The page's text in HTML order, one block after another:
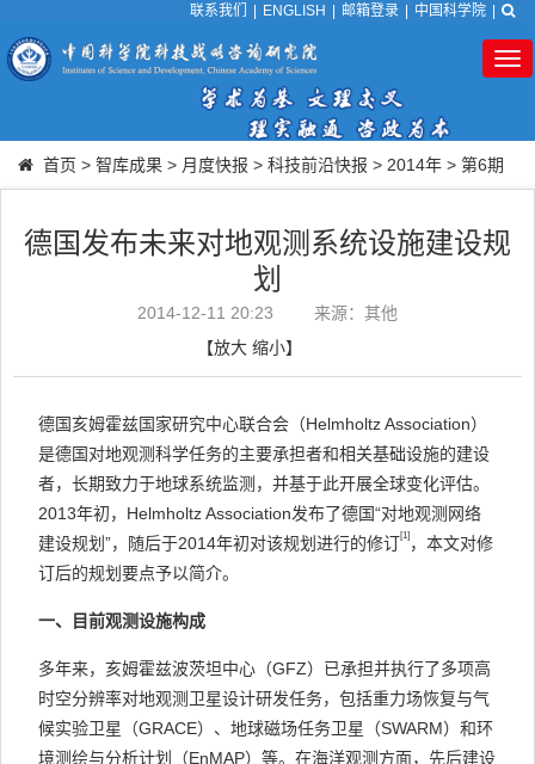
联系我们 ENGLISH 邮箱登录 中国科学院
首页 > 智库成果 > 月度快报 > 科技前沿快报 > 2014年 > 第6期
德国发布未来对地观测系统设施建设规
划
2014-12-11 20:23
来源：其他
【放大 缩小】
德国亥姆霍兹国家研究中心联合会（Helmholtz Association）
是德国对地观测科学任务的主要承担者和相关基础设施的建设
者，长期致力于地球系统监测，并基于此开展全球变化评估。
2013年初，Helmholtz Association发布了德国“对地观测网络
建设规划”，随后于2014年初对该规划进行的修订[1] ，本文对修
订后的规划要点予以简介。
一、目前观测设施构成
多年来，亥姆霍兹波茨坦中心（GFZ）已承担并执行了多项高
时空分辨率对地观测卫星设计研发任务，包括重力场恢复与气
候实验卫星（GRACE）、地球磁场任务卫星（SWARM）和环
境测绘与分析计划（EnMAP）等。在海洋观测方面，先后建设